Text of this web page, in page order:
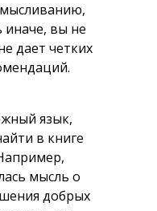
иначе, вы не
дает четких
язык,
в книге
мысль о
добрых